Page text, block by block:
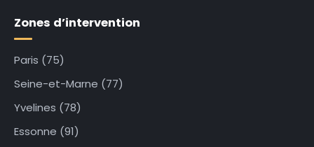
Zones d’intervention
Paris (75)
Seine-et-Marne (77)
Yvelines (78)
Essonne (91)